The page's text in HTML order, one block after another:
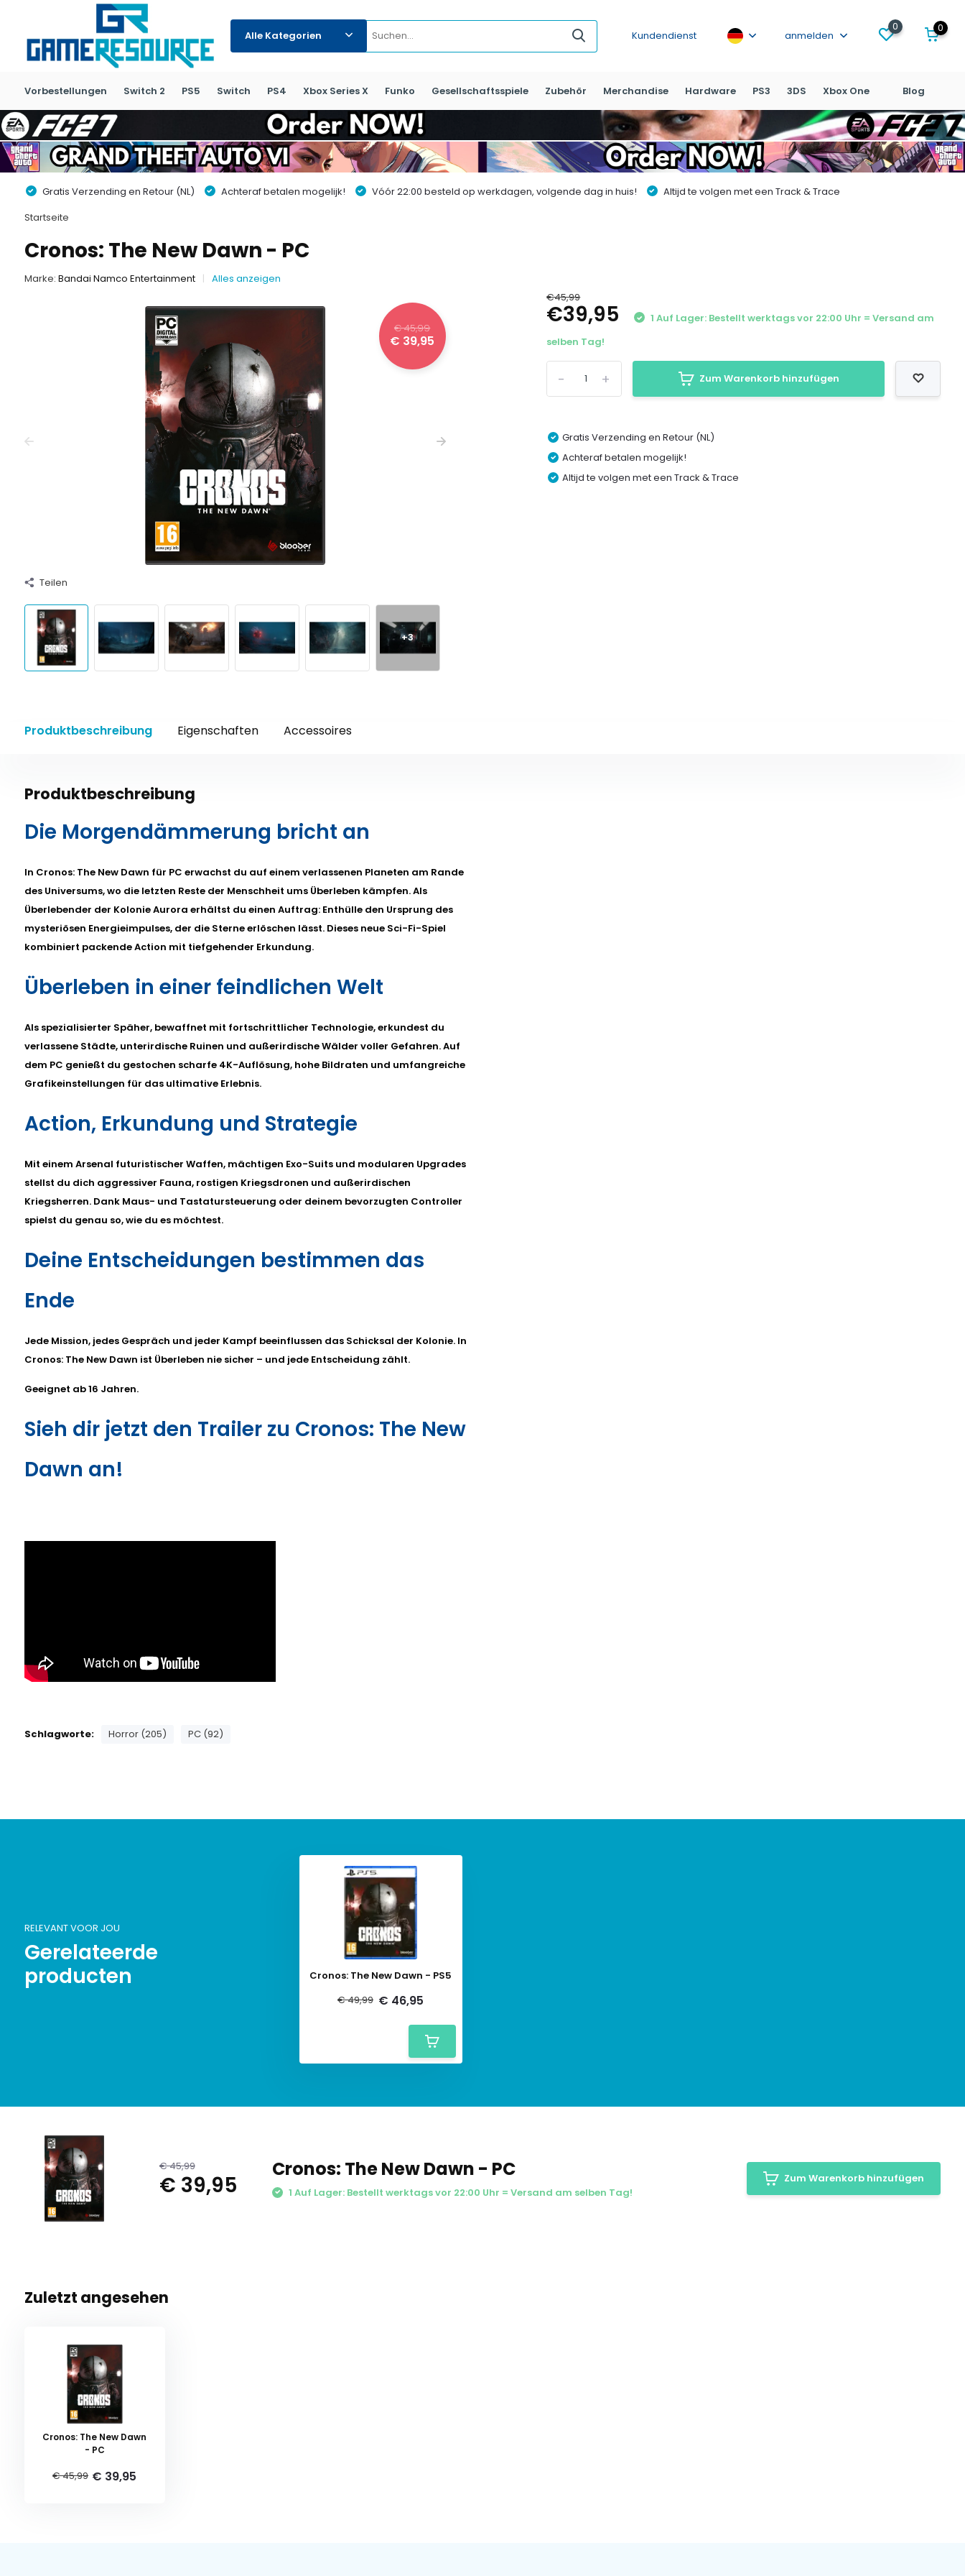
Alle Kategorien Kundendienst anmelden
0 0
Vorbestellungen Switch 2 PS5 Switch PS4 Xbox Series X Funko Gesellschaftsspiele Zubehör Merchandise Hardware PS3 3DS Xbox One Blog
Gratis Verzending en Retour (NL) Achteraf betalen mogelijk! Vóór 22:00 besteld op werkdagen, volgende dag in huis!
Altijd te volgen met een Track & Trace
Startseite
Cronos: The New Dawn - PC
Marke: Bandai Namco Entertainment Alles anzeigen
€ 45,99
€ 39,95
Teilen
+3
€45,99
€39,95
1 Auf Lager: Bestellt werktags vor 22:00 Uhr = Versand am
selben Tag!
+
- Zum Warenkorb hinzufügen
Gratis Verzending en Retour (NL)
Achteraf betalen mogelijk!
Altijd te volgen met een Track & Trace
Produktbeschreibung Eigenschaften Accessoires
Produktbeschreibung
Die Morgendämmerung bricht an
In Cronos: The New Dawn für PC erwachst du auf einem verlassenen Planeten am Rande
des Universums, wo die letzten Reste der Menschheit ums Überleben kämpfen. Als
Überlebender der Kolonie Aurora erhältst du einen Auftrag: Enthülle den Ursprung des
mysteriösen Energieimpulses, der die Sterne erlöschen lässt. Dieses neue Sci-Fi-Spiel
kombiniert packende Action mit tiefgehender Erkundung.
Überleben in einer feindlichen Welt
Als spezialisierter Späher, bewaffnet mit fortschrittlicher Technologie, erkundest du
verlassene Städte, unterirdische Ruinen und außerirdische Wälder voller Gefahren. Auf
dem PC genießt du gestochen scharfe 4K-Auflösung, hohe Bildraten und umfangreiche
Grafikeinstellungen für das ultimative Erlebnis.
Action, Erkundung und Strategie
Mit einem Arsenal futuristischer Waffen, mächtigen Exo-Suits und modularen Upgrades
stellst du dich aggressiver Fauna, rostigen Kriegsdronen und außerirdischen
Kriegsherren. Dank Maus- und Tastatursteuerung oder deinem bevorzugten Controller
spielst du genau so, wie du es möchtest.
Deine Entscheidungen bestimmen das
Ende
Jede Mission, jedes Gespräch und jeder Kampf beeinflussen das Schicksal der Kolonie. In
Cronos: The New Dawn ist Überleben nie sicher – und jede Entscheidung zählt.
Geeignet ab 16 Jahren.
Sieh dir jetzt den Trailer zu Cronos: The New
Dawn an!
Schlagworte: Horror (205) PC (92)
RELEVANT VOOR JOU
Gerelateerde
producten
Cronos: The New Dawn - PS5
€ 49,99 € 46,95
€ 45,99
€ 39,95
Cronos: The New Dawn - PC
1 Auf Lager: Bestellt werktags vor 22:00 Uhr = Versand am selben Tag!
Zum Warenkorb hinzufügen
Zuletzt angesehen
Cronos: The New Dawn
- PC
€ 45,99 € 39,95